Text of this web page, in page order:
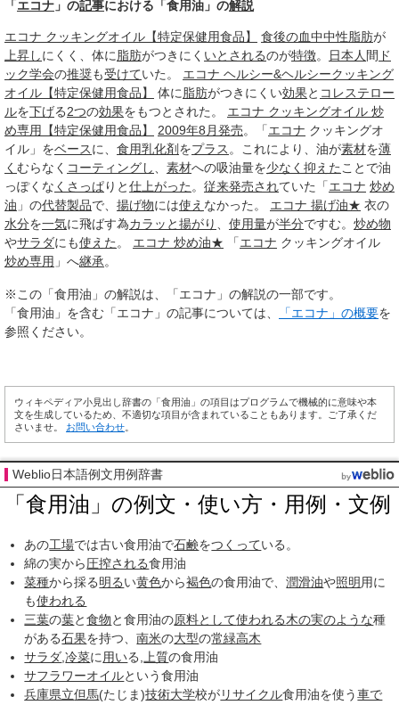
「エコナ 」の記事における「食用油」の解説
エコナ クッキングオイル【特定保健用食品】 食後の血中中性脂肪が
上昇しにくく、体に 脂肪がつきにく いとされるのが特徴。 日本人 間 ド
ック学会の推奨も受けていた。 エコナ ヘルシー&ヘルシークッキング
オイル【特定保健用食品】
体に 脂肪がつきにくい効果と コレステロー
ルを下げる2つの効果をもつとされた。 エコナ クッキングオイル 炒
め専用【特定保健用食品】
2009年8月発売。「エコナ クッキングオ
イル」をベースに、 食用乳化剤 をプラス 。これにより、油が素材を薄
く むらなく コーティングし 素材への吸油量を少なく 抑えた ことで油
っぽくな くさっぱりと仕上がった 。 従来発売されていた「エコナ 炒め
油 」の代替製品で、 揚げ物には使え なかった。 エコナ 揚げ油★ 衣の
水分を一気に飛ばす為カラッと揚がり 使用量が半分ですむ。 炒め物
やサラダにも使えた 。 エコナ 炒め油★ 「エコナ クッキングオイル
炒め専用 」へ継承。
※この「食用油」の解説は、「エコナ」の解説の一部です。
「食用油」を含む「エコナ」の記事については、
「エコナ」の概要を
参照ください。
ウィキペディア小見出し辞書の「食用油」の項目はプログラムで機械的に意味や本
文を生成しているため、不適切な項目が含まれていることもあります。ご了承くだ
さいませ。 お問い合わせ
Weblio日本語例文用例辞書
「食用油」の例文・使い方・用例・文例
あの工場では古い食用油で石鹸をつくっている。
綿の実から圧搾される食用油
菜種から採る明るい黄色から褐色の食用油で、潤滑油や照明 用に
も使われる
三葉の葉と食物と食用油の原料として使われる木の実のような種
がある石果を持つ、南米の大型の常緑高木
サラダ ,冷菜に 用いる, 上質の食用油
サフラワーオイルという食用油
兵庫県立但馬(たじま)技術大学校がリサイクル食用油を使う車で